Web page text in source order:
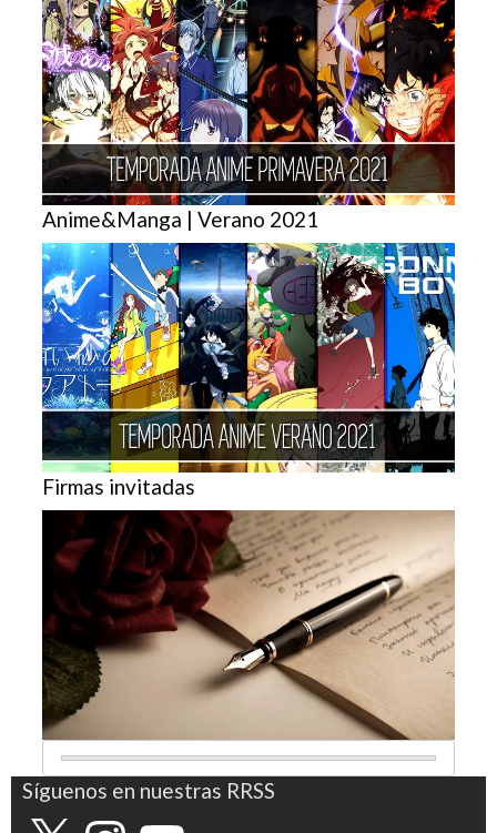
Anime&Manga | Verano 2021
Firmas invitadas
Síguenos en nuestras RRSS
X InstagramYouTube